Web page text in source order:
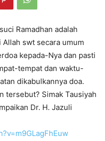
Ramadhan adalah
swt secara umum
kepada-Nya dan pasti
tempat dan waktu-
dikabulkannya doa.
tersebut? Simak Tausiyah
Dr. H. Jazuli